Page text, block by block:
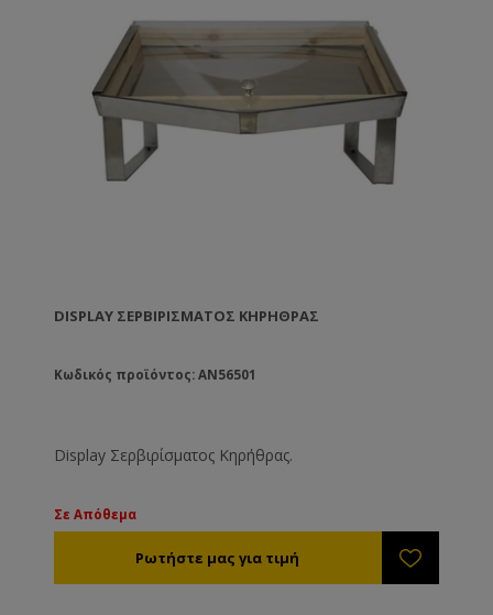
DISPLAY ΣΕΡΒΙΡΊΣΜΑΤΟΣ ΚΗΡΉΘΡΑΣ
Κωδικός προϊόντος: AN56501
Display Σερβιρίσματος Κηρήθρας.
Σε Απόθεμα